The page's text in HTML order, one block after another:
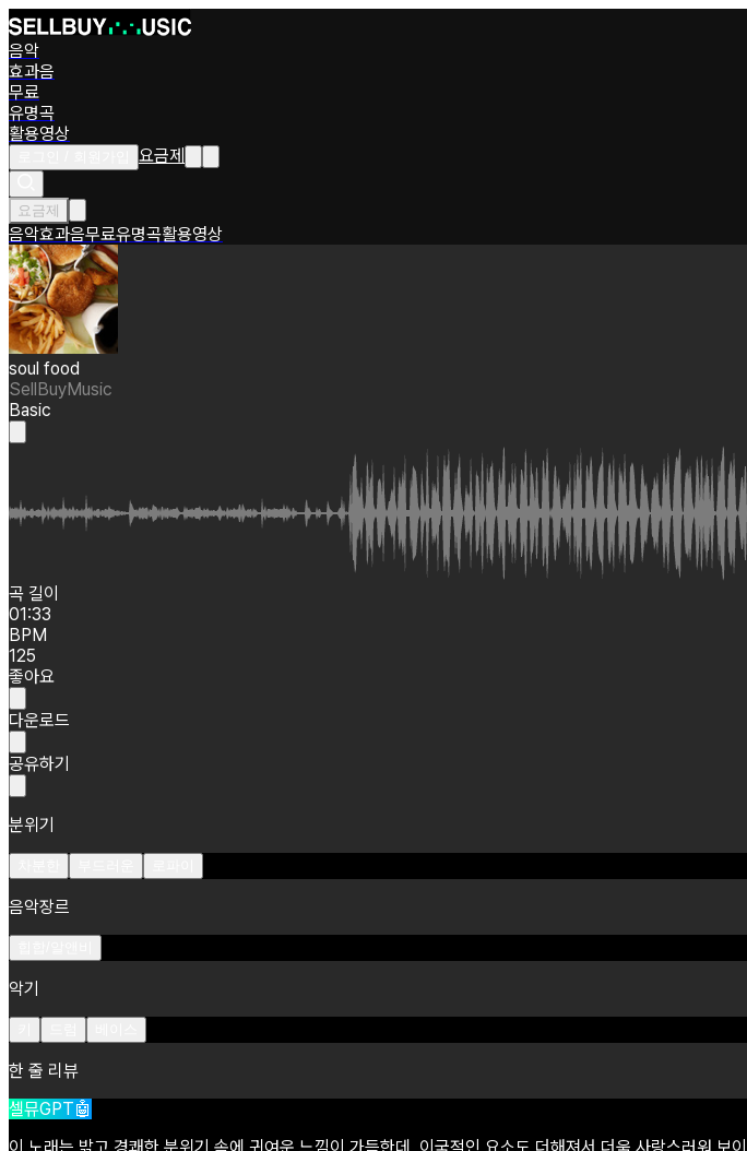
음악
효과음
무료
유명곡
활용영상
요금제
요금제
음악효과음무료유명곡활용영상
soul food
SellBuyMusic
Basic
곡 길이
01:33
BPM
125
좋아요
다운로드
공유하기
분위기
음악장르
악기
한 줄 리뷰
셀뮤GPT🤖